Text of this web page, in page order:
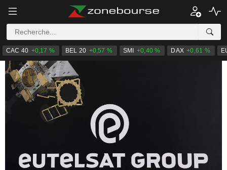
CAC 40 +0,17 % BEL 20 +0,57 % SMI +0,40 % DAX +0,61 %